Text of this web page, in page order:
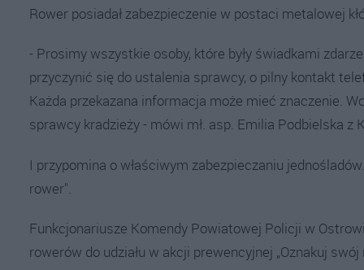
Rower posiadał zabezpieczenie w postaci metalowej
- Prosimy wszystkie osoby, które były świadkami
przyczynić się do ustalenia sprawcy, o pilny kontakt
Każda przekazana informacja może mieć znaczenie.
sprawcy kradzieży - mówi mł. asp. Emilia Podbielska z
I przypomina o właściwym zabezpieczaniu
rower".
Funkcjonariusze Komendy Powiatowej Policji w
rowerów do udziału w akcji prewencyjnej „Oznakuj